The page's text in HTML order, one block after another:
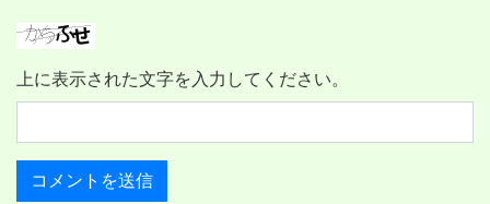
上に表示された文字を入力してください。